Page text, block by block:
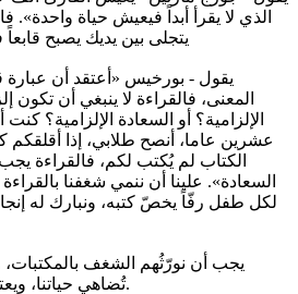
الذي لا يقرأ أبداً فيعيش حياة واحدة».
يتجلى بين يديك يصبح
يقول - بورخيس «أعتقد أن عبارة
المعنى، فالقراءة لا ينبغي أن تكون
الإلزامية؟ أو السعادة الإلزامية؟
عشرين عاما، أنصح طلابي، إذا أقلقكم
الكتاب لم يُكتب لكم، فالقراءة
السعادة». علينا أن ننمي شغفنا
لكل طفل رفّاً يخصّ كتبه، ونبارك له
يجب أن نورّثُهم الشغف بالمكتبات،
تُضاهي حياتنا، ويعتادون رائحة الكتب المعتقة.